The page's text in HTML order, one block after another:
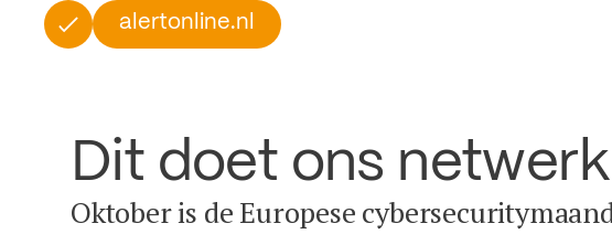
alertonline.nl
Dit doet ons netwerk
Oktober is de Europese